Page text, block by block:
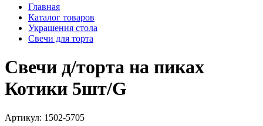
Главная
Каталог товаров
Украшения стола
Свечи для торта
Свечи д/торта на пиках
Котики 5шт/G
Артикул: 1502-5705